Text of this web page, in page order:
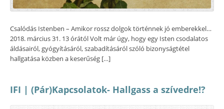
Csalódás Istenben – Amikor rossz dolgok történnek jó emberekkel…
2018. március 31. 13 órától Volt már úgy, hogy egy Isten csodalatos
áldásairól, gyógyításáról, szabadításáról szóló bizonyságtétel
hallgatása közben a keserűség […]
IFI | (Pár)Kapcsolatok- Hallgass a szívedre!?